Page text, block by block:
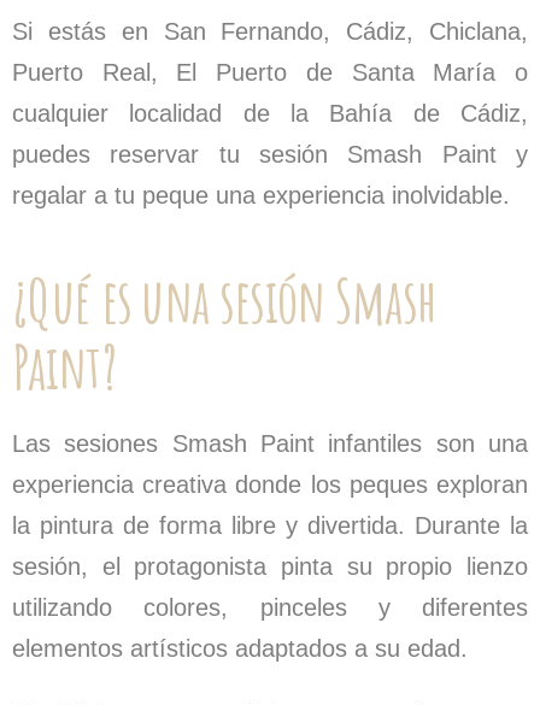
Si estás en San Fernando, Cádiz, Chiclana,
Puerto Real, El Puerto de Santa María o
cualquier localidad de la Bahía de Cádiz,
puedes reservar tu sesión Smash Paint y
regalar a tu peque una experiencia inolvidable.
¿Qué es una sesión Smash
Paint?
Las sesiones Smash Paint infantiles son una
experiencia creativa donde los peques exploran
la pintura de forma libre y divertida. Durante la
sesión, el protagonista pinta su propio lienzo
utilizando colores, pinceles y diferentes
elementos artísticos adaptados a su edad.